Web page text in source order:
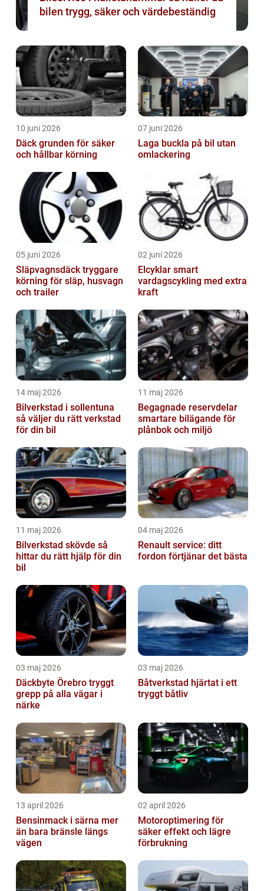
bilen trygg, säker och värdebeständig
10 juni 2026
Däck grunden för säker
och hållbar körning
07 juni 2026
Laga buckla på bil utan
omlackering
05 juni 2026
Släpvagnsdäck tryggare
körning för släp, husvagn
och trailer
02 juni 2026
Elcyklar smart
vardagscykling med extra
kraft
14 maj 2026
Bilverkstad i sollentuna
så väljer du rätt verkstad
för din bil
11 maj 2026
Begagnade reservdelar
smartare bilägande för
plånbok och miljö
11 maj 2026
Bilverkstad skövde så
hittar du rätt hjälp för din
bil
04 maj 2026
Renault service: ditt
fordon förtjänar det bästa
03 maj 2026
Däckbyte Örebro tryggt
grepp på alla vägar i
närke
03 maj 2026
Båtverkstad hjärtat i ett
tryggt båtliv
13 april 2026
Bensinmack i särna mer
än bara bränsle längs
vägen
02 april 2026
Motoroptimering för
säker effekt och lägre
förbrukning